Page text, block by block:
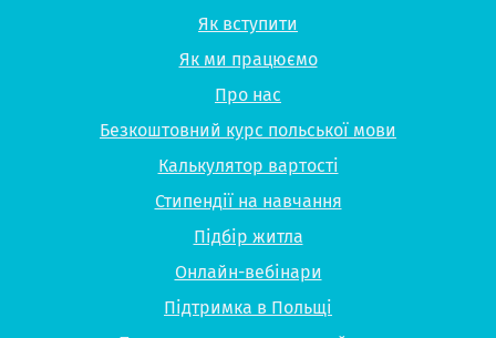
Як вступити
Як ми працюємо
Про нас
Безкоштовний курс польської мови
Калькулятор вартості
Стипендії на навчання
Підбір житла
Онлайн-вебінари
Підтримка в Польщі